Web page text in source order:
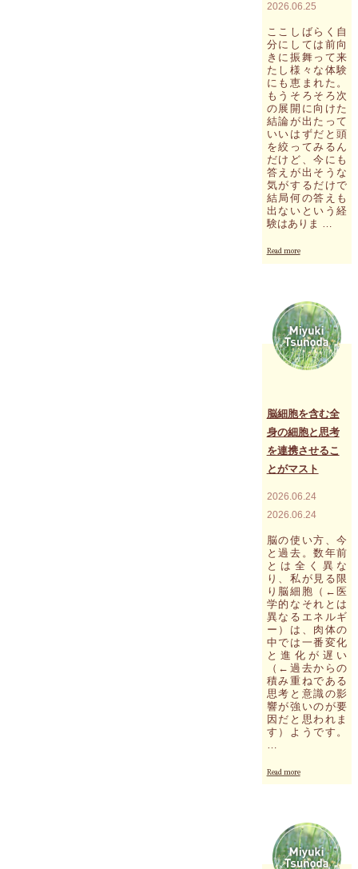
吹
切
り、
と
き
め
き
の
思
い
で
胸
を
膨
ら
ま
未
来
か
う
方
が
人
生
び
を
倍
も
み
な
が
ら
生
き
る
こ
と
が
出
来
る
の
で
す"
2026.06.25
ここしばらく自
分にしては前向
きに振舞って来
たし様々な体験
にも恵まれた。
もうそろそろ次
の展開に向けた
結論が出たって
いいはずだと頭
を絞ってみるん
だけど、今にも
答えが出そうな
気がするだけで
結局何の答えも
出ないという経
験はありま …
Read more
脈
メ
ッ
セ
ー
ジ
を
が
な
く
い
流
に
身
を
委
ね
て
ご
ら
ん」"
脳細胞を含む全
身の細胞と思考
を連携させるこ
とがマスト
2026.06.24
2026.06.24
脳の使い方、今
と過去。数年前
とは全く異な
り、私が見る限
り脳細胞（←医
学的なそれとは
異なるエネルギ
ー）は、肉体の
中では一番変化
と進化が遅い
（←過去からの
積み重ねである
思考と意識の影
響が強いのが要
因だと思われま
す）ようです。
Read more
含
む
全
身